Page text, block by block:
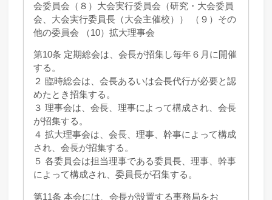
会委員会（８）大会実行委員会（研究・大会委員
会、大会実行委員長（大会主催校）） （９）その
他の委員会 （10）拡大理事会
第10条 定期総会は、会長が招集し毎年６月に開催
する。
２ 臨時総会は、会長あるいは会長代行が必要と認
めたとき招集する。
３ 理事会は、会長、理事によって構成され、会長
が招集する。
４ 拡大理事会は、会長、理事、幹事によって構成
され、会長が招集する。
５ 各委員会は担当理事である委員長、理事、幹事
によって構成され、委員長が召集する。
第11条 本会には、会長が設置する事務局をお